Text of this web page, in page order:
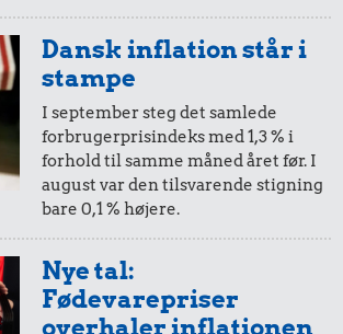
14,-
5,-
i 2005
= 7,-
i 2025
2,-
i 2005 i 2025
Dansk inflation står i
stampe
I september steg det samlede
forbrugerprisindeks med 1,3 % i
forhold til samme måned året før. I
august var den tilsvarende stigning
bare 0,1 % højere.
Nye tal:
Fødevarepriser
overhaler inflationen